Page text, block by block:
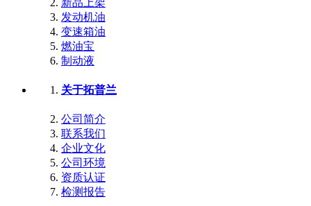
发动机油
变速箱油
燃油宝
制动液
关于拓普兰
公司简介
联系我们
企业文化
公司环境
资质认证
检测报告